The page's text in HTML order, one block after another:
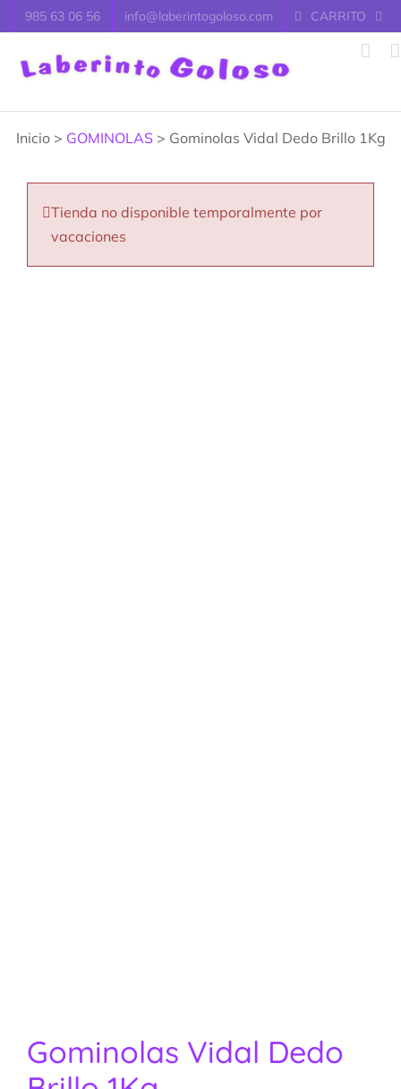
Saltar
al
contenido
985 63 06 56 info@laberintogoloso.com CARRITO
Inicio > GOMINOLAS> Gominolas Vidal Dedo Brillo 1Kg
Tienda no disponible temporalmente por
vacaciones
Gominolas Vidal Dedo